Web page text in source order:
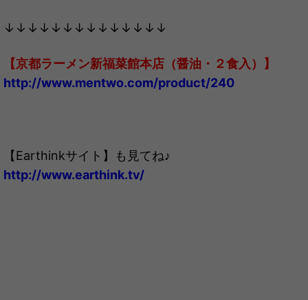
↓↓↓↓↓↓↓↓↓↓↓↓↓↓
【京都ラーメン新福菜館本店（醤油・２食入）】
http://www.mentwo.com/product/240
【Earthinkサイト】も見てね♪
http://www.earthink.tv/